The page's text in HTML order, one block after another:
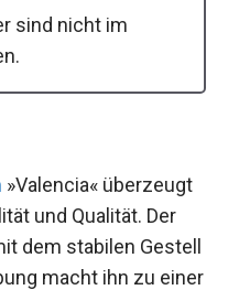
sind nicht im
»Valencia« überzeugt
und Qualität. Der
dem stabilen Gestell
macht ihn zu einer